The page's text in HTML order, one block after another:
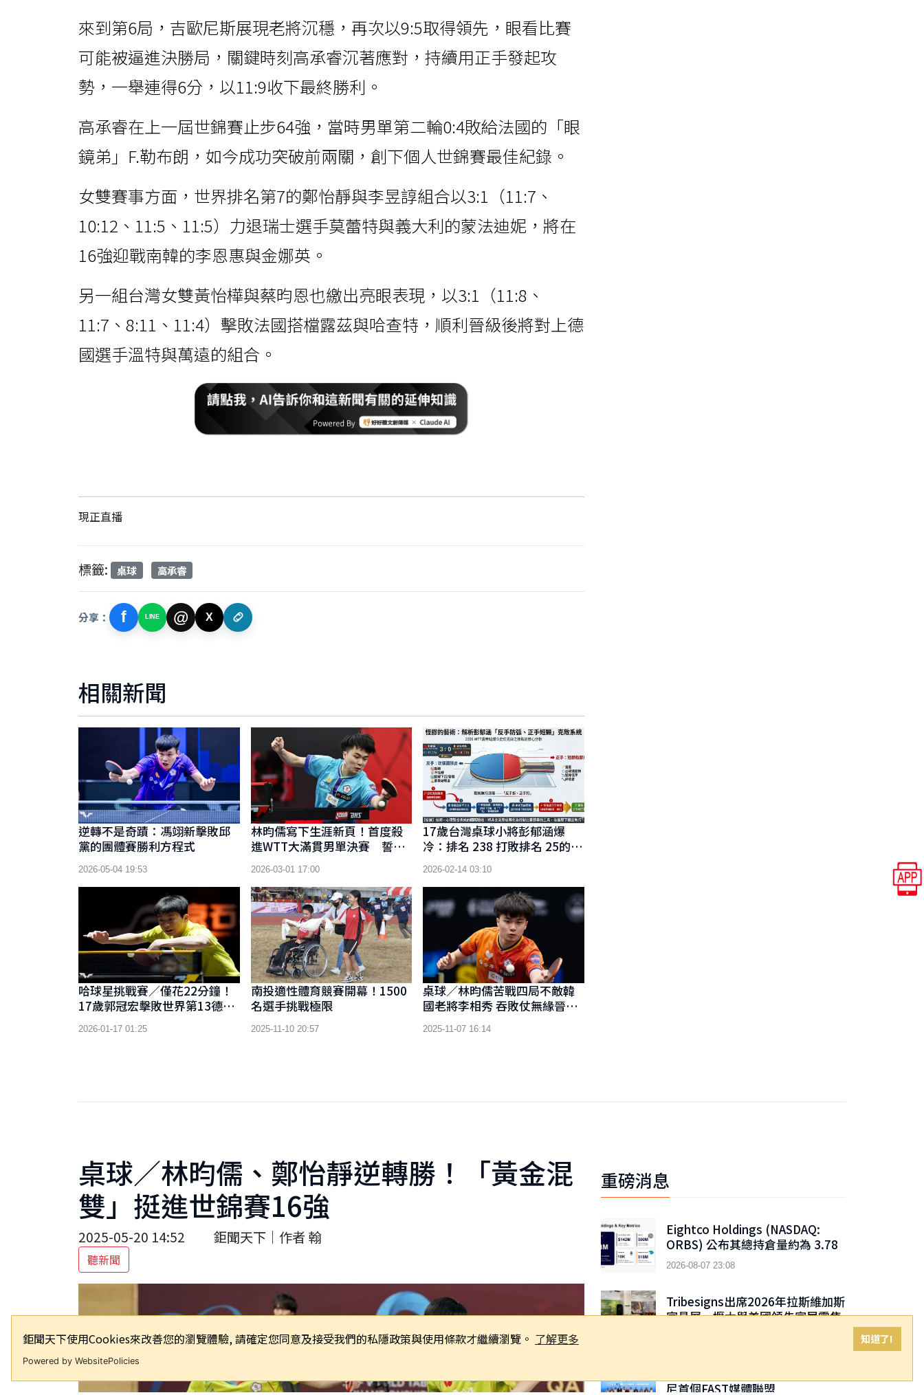
鉅聞天下使用Cookies來改善您的瀏覽體驗, 請確定您同意及接受我們的私隱政策與使用條款才繼續瀏覽。 了解更多 知道了!
Powered by WebsitePolicies
來到第6局，吉歐尼斯展現老將沉穩，再次以9:5取得領先，眼看比賽
可能被逼進決勝局，關鍵時刻高承睿沉著應對，持續用正手發起攻
勢，一舉連得6分，以11:9收下最終勝利。
高承睿在上一屆世錦賽止步64強，當時男單第二輪0:4敗給法國的「眼
鏡弟」F.勒布朗，如今成功突破前兩關，創下個人世錦賽最佳紀錄。
女雙賽事方面，世界排名第7的鄭怡靜與李昱諄組合以3:1（11:7、
10:12、11:5、11:5）力退瑞士選手莫蕾特與義大利的蒙法迪妮，將在
16強迎戰南韓的李恩惠與金娜英。
另一組台灣女雙黃怡樺與蔡昀恩也繳出亮眼表現，以3:1（11:8、
11:7、8:11、11:4）擊敗法國搭檔露茲與哈查特，順利晉級後將對上德
國選手溫特與萬遠的組合。
現正直播
標籤: 桌球 高承睿
分享： f LINE @ X
相關新聞
逆轉不是奇蹟：馮翊新擊敗邱
黨的團體賽勝利方程式
2026-05-04 19:53
林昀儒寫下生涯新頁！首度殺
進WTT大滿貫男單決賽 誓言
2026-03-01 17:00
17歲台灣桌球小將彭郁涵爆
冷：排名 238 打敗排名 25的
2026-02-14 03:10
哈球星挑戰賽／僅花22分鐘！
17歲郭冠宏擊敗世界第13德國
2026-01-17 01:25
南投適性體育競賽開幕！1500
名選手挑戰極限
2025-11-10 20:57
桌球／林昀儒苦戰四局不敵韓
國老將李相秀 吞敗仗無緣晉級
2025-11-07 16:14
桌球／林昀儒、鄭怡靜逆轉勝！「黃金混
雙」挺進世錦賽16強
2025-05-20 14:52 鉅聞天下｜作者 翰
聽新聞
重磅消息
Eightco Holdings (NASDAQ:
ORBS) 公布其總持倉量約為 3.78
億美元，當中包括 OpenAI、
Beast Industries、超過 16,000
2026-08-07 23:08
Tribesigns出席2026年拉斯維加斯
家具展，擴大與美國領先家居零售
尼首個FAST媒體聯盟